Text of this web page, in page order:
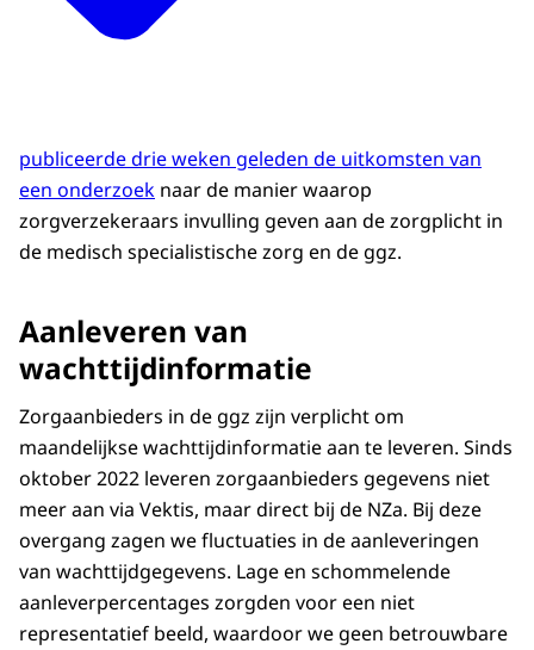
publiceerde drie weken geleden de uitkomsten van
een onderzoek naar de manier waarop
zorgverzekeraars invulling geven aan de zorgplicht in
de medisch specialistische zorg en de ggz.
Aanleveren van
wachttijdinformatie
Zorgaanbieders in de ggz zijn verplicht om
maandelijkse wachttijdinformatie aan te leveren. Sinds
oktober 2022 leveren zorgaanbieders gegevens niet
meer aan via Vektis, maar direct bij de NZa. Bij deze
overgang zagen we fluctuaties in de aanleveringen
van wachttijdgegevens. Lage en schommelende
aanleverpercentages zorgden voor een niet
representatief beeld, waardoor we geen betrouwbare